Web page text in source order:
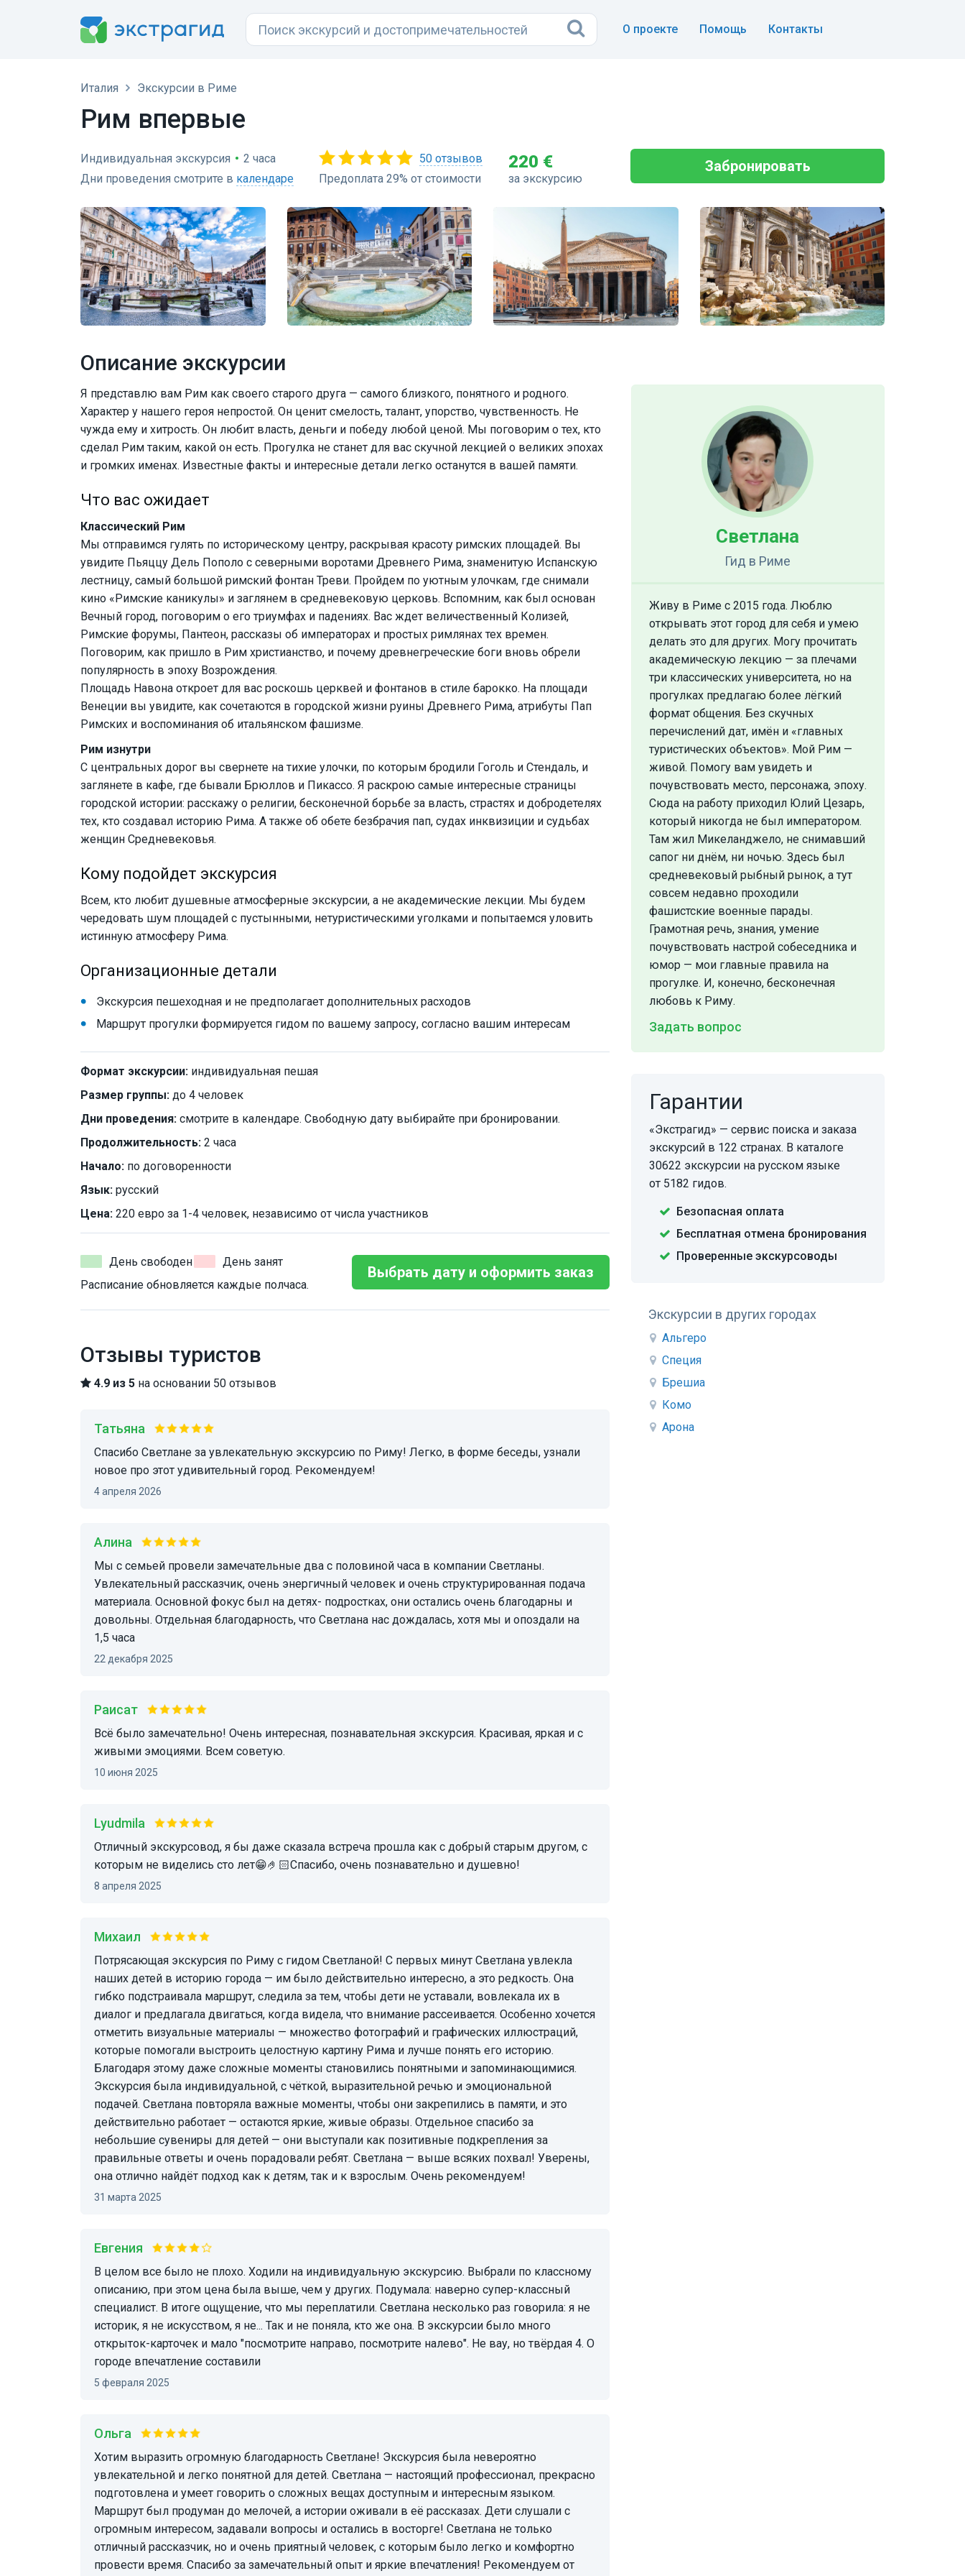
О проекте Помощь Контакты
Италия Экскурсии в Риме
Рим впервые
Индивидуальная экскурсия • 2 часа
Дни проведения смотрите в календаре
50 отзывов
Предоплата 29% от стоимости
220 €
за экскурсию
Забронировать
Описание экскурсии
Я представлю вам Рим как своего старого друга — самого близкого, понятного и родного.
Характер у нашего героя непростой. Он ценит смелость, талант, упорство, чувственность. Не
чужда ему и хитрость. Он любит власть, деньги и победу любой ценой. Мы поговорим о тех, кто
сделал Рим таким, какой он есть. Прогулка не станет для вас скучной лекцией о великих эпохах
и громких именах. Известные факты и интересные детали легко останутся в вашей памяти.
Что вас ожидает
Классический Рим
Мы отправимся гулять по историческому центру, раскрывая красоту римских площадей. Вы
увидите Пьяццу Дель Пополо с северными воротами Древнего Рима, знаменитую Испанскую
лестницу, самый большой римский фонтан Треви. Пройдем по уютным улочкам, где снимали
кино «Римские каникулы» и заглянем в средневековую церковь. Вспомним, как был основан
Вечный город, поговорим о его триумфах и падениях. Вас ждет величественный Колизей,
Римские форумы, Пантеон, рассказы об императорах и простых римлянах тех времен.
Поговорим, как пришло в Рим христианство, и почему древнегреческие боги вновь обрели
популярность в эпоху Возрождения.
Площадь Навона откроет для вас роскошь церквей и фонтанов в стиле барокко. На площади
Венеции вы увидите, как сочетаются в городской жизни руины Древнего Рима, атрибуты Пап
Римских и воспоминания об итальянском фашизме.
Рим изнутри
С центральных дорог вы свернете на тихие улочки, по которым бродили Гоголь и Стендаль, и
заглянете в кафе, где бывали Брюллов и Пикассо. Я раскрою самые интересные страницы
городской истории: расскажу о религии, бесконечной борьбе за власть, страстях и добродетелях
тех, кто создавал историю Рима. А также об обете безбрачия пап, судах инквизиции и судьбах
женщин Средневековья.
Кому подойдет экскурсия
Всем, кто любит душевные атмосферные экскурсии, а не академические лекции. Мы будем
чередовать шум площадей с пустынными, нетуристическими уголками и попытаемся уловить
истинную атмосферу Рима.
Организационные детали
Экскурсия пешеходная и не предполагает дополнительных расходов
Маршрут прогулки формируется гидом по вашему запросу, согласно вашим интересам
Формат экскурсии: индивидуальная пешая
Размер группы: до 4 человек
Дни проведения: смотрите в календаре. Свободную дату выбирайте при бронировании.
Продолжительность: 2 часа
Начало: по договоренности
Язык: русский
Цена: 220 евро за 1-4 человек, независимо от числа участников
День свободен
День занят
Расписание обновляется каждые полчаса.
Выбрать дату и оформить заказ
Отзывы туристов
4.9 из 5 на основании 50 отзывов
Татьяна
Спасибо Светлане за увлекательную экскурсию по Риму! Легко, в форме беседы, узнали
новое про этот удивительный город. Рекомендуем!
4 апреля 2026
Алина
Мы с семьей провели замечательные два с половиной часа в компании Светланы.
Увлекательный рассказчик, очень энергичный человек и очень структурированная подача
материала. Основной фокус был на детях- подростках, они остались очень благодарны и
довольны. Отдельная благодарность, что Светлана нас дождалась, хотя мы и опоздали на
1,5 часа
22 декабря 2025
Раисат
Всё было замечательно! Очень интересная, познавательная экскурсия. Красивая, яркая и с
живыми эмоциями. Всем советую.
10 июня 2025
lyudmila
Отличный экскурсовод, я бы даже сказала встреча прошла как с добрый старым другом, с
которым не виделись сто лет😁🤌🏻Спасибо, очень познавательно и душевно!
8 апреля 2025
Михаил
Потрясающая экскурсия по Риму с гидом Светланой! С первых минут Светлана увлекла
наших детей в историю города — им было действительно интересно, а это редкость. Она
гибко подстраивала маршрут, следила за тем, чтобы дети не уставали, вовлекала их в
диалог и предлагала двигаться, когда видела, что внимание рассеивается. Особенно хочется
отметить визуальные материалы — множество фотографий и графических иллюстраций,
которые помогали выстроить целостную картину Рима и лучше понять его историю.
Благодаря этому даже сложные моменты становились понятными и запоминающимися.
Экскурсия была индивидуальной, с чёткой, выразительной речью и эмоциональной
подачей. Светлана повторяла важные моменты, чтобы они закрепились в памяти, и это
действительно работает — остаются яркие, живые образы. Отдельное спасибо за
небольшие сувениры для детей — они выступали как позитивные подкрепления за
правильные ответы и очень порадовали ребят. Светлана — выше всяких похвал! Уверены,
она отлично найдёт подход как к детям, так и к взрослым. Очень рекомендуем!
31 марта 2025
Евгения
В целом все было не плохо. Ходили на индивидуальную экскурсию. Выбрали по классному
описанию, при этом цена была выше, чем у других. Подумала: наверно супер-классный
специалист. В итоге ощущение, что мы переплатили. Светлана несколько раз говорила: я не
историк, я не искусством, я не... Так и не поняла, кто же она. В экскурсии было много
открыток-карточек и мало "посмотрите направо, посмотрите налево". Не вау, но твёрдая 4. О
городе впечатление составили
5 февраля 2025
Ольга
Хотим выразить огромную благодарность Светлане! Экскурсия была невероятно
увлекательной и легко понятной для детей. Светлана — настоящий профессионал, прекрасно
подготовлена и умеет говорить о сложных вещах доступным и интересным языком.
Маршрут был продуман до мелочей, а истории оживали в её рассказах. Дети слушали с
огромным интересом, задавали вопросы и остались в восторге! Светлана не только
отличный рассказчик, но и очень приятный человек, с которым было легко и комфортно
провести время. Спасибо за замечательный опыт и яркие впечатления! Рекомендуем от
Светлана
Гид в Риме
Живу в Риме с 2015 года. Люблю
открывать этот город для себя и умею
делать это для других. Могу прочитать
академическую лекцию — за плечами
три классических университета, но на
прогулках предлагаю более лёгкий
формат общения. Без скучных
перечислений дат, имён и «главных
туристических объектов». Мой Рим —
живой. Помогу вам увидеть и
почувствовать место, персонажа, эпоху.
Сюда на работу приходил Юлий Цезарь,
который никогда не был императором.
Там жил Микеланджело, не снимавший
сапог ни днём, ни ночью. Здесь был
средневековый рыбный рынок, а тут
совсем недавно проходили
фашистские военные парады.
Грамотная речь, знания, умение
почувствовать настрой собеседника и
юмор — мои главные правила на
прогулке. И, конечно, бесконечная
любовь к Риму.
Задать вопрос
Гарантии
«Экстрагид» — сервис поиска и заказа
экскурсий в 122 странах. В каталоге
30622 экскурсии на русском языке
от 5182 гидов.
Безопасная оплата
Бесплатная отмена бронирования
Проверенные экскурсоводы
Экскурсии в других городах
Альгеро
Специя
Брешиа
Комо
Арона